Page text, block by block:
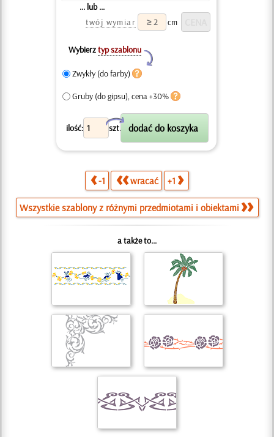
... lub ...
twój wymiar
cm
Wybierztyp szablonu
Y
Zwykły (do farby)
Gruby (do gipsu), cena +30%
ilość: szt.
X
-1 wracać +1
Wszystkie szablony z różnymi przedmiotami i obiektami
a także to...